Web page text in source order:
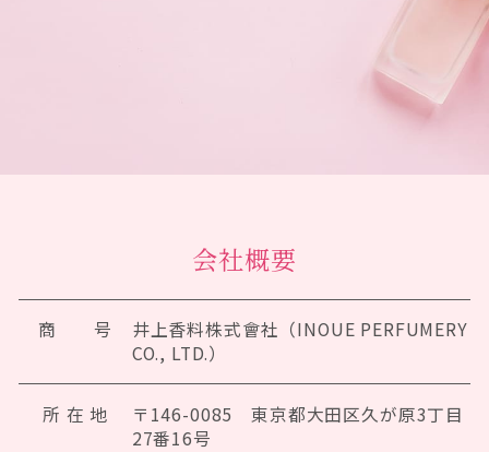
会社概要
商 号
井上香料株式會社（INOUE PERFUMERY
CO., LTD.）
所 在 地
〒146-0085 東京都大田区久が原3丁目
27番16号